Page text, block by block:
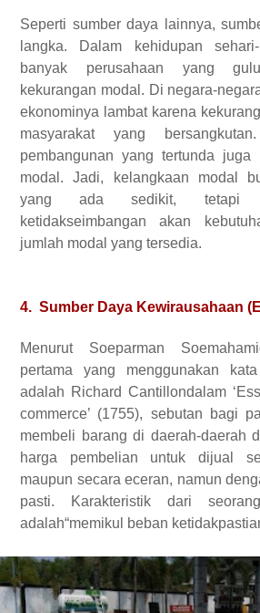
Seperti sumber daya lainnya,
langka. Dalam kehidupan
banyak perusahaan yang
kekurangan modal. Di negara-
ekonominya lambat karena
masyarakat yang
pembangunan yang tertunda juga
modal. Jadi, kelangkaan modal
yang ada sedikit, tetapi
ketidakseimbangan akan
jumlah modal yang tersedia.
4. Sumber Daya Kewirausahaan
Menurut Soeparman
pertama yang menggunakan kata
adalah Richard Cantillondalam
commerce’ (1755), sebutan bagi
membeli barang di daerah-daerah
harga pembelian untuk dijual
maupun secara eceran, namun
pasti. Karakteristik dari
adalah“memikul beban